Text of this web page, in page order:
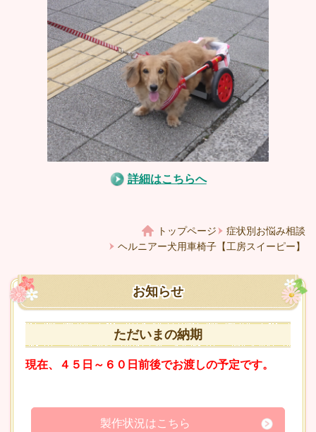
詳細はこちらへ
トップページ
症状別お悩み相談
ヘルニアー犬用車椅子【工房スイーピー】
お知らせ
ただいまの納期
現在、４５日～６０日前後でお渡しの予定です。
製作状況はこちら